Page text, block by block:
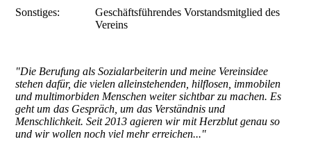
Sonstiges:
Geschäftsführendes Vorstandsmitglied des
Vereins
"Die Berufung als Sozialarbeiterin und meine Vereinsidee
stehen dafür, die vielen alleinstehenden, hilflosen, immobilen
und multimorbiden Menschen weiter sichtbar zu machen. Es
geht um das Gespräch, um das Verständnis und
Menschlichkeit. Seit 2013 agieren wir mit Herzblut genau so
und wir wollen noch viel mehr erreichen..."